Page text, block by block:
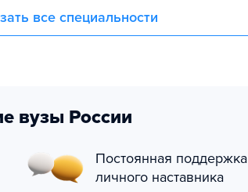
все специальности
вузы России
Постоянная поддержка
личного наставника